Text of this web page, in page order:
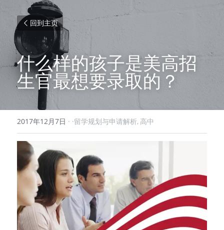
回到主页
什么样的孩子是美高招
生官最想要录取的？
2017年12月7日 · ·留学规划与申请解析, 高中